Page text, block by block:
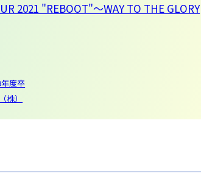
2021 "REBOOT"～WAY TO THE GLORY
度卒
株）